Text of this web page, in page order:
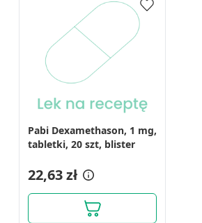
Pabi Dexamethason, 1 mg,
tabletki, 20 szt, blister
22,63 zł